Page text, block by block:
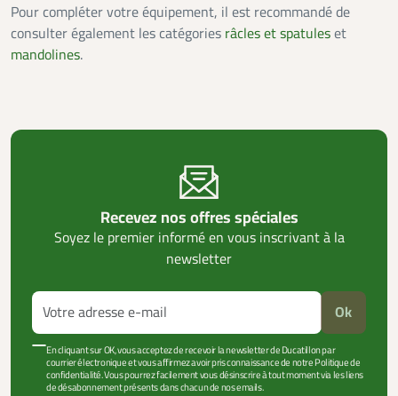
Pour compléter votre équipement, il est recommandé de
consulter également les catégories râcles et spatuleset
mandolines.
Recevez nos offres spéciales
Soyez le premier informé en vous inscrivant à la
newsletter
Ok
En cliquant sur OK, vous acceptez de recevoir la newsletter de Ducatillon par
courrier électronique et vous affirmez avoir pris connaissance de notre Politique de
confidentialité. Vous pourrez facilement vous désinscrire à tout moment via les liens
de désabonnement présents dans chacun de nos emails.